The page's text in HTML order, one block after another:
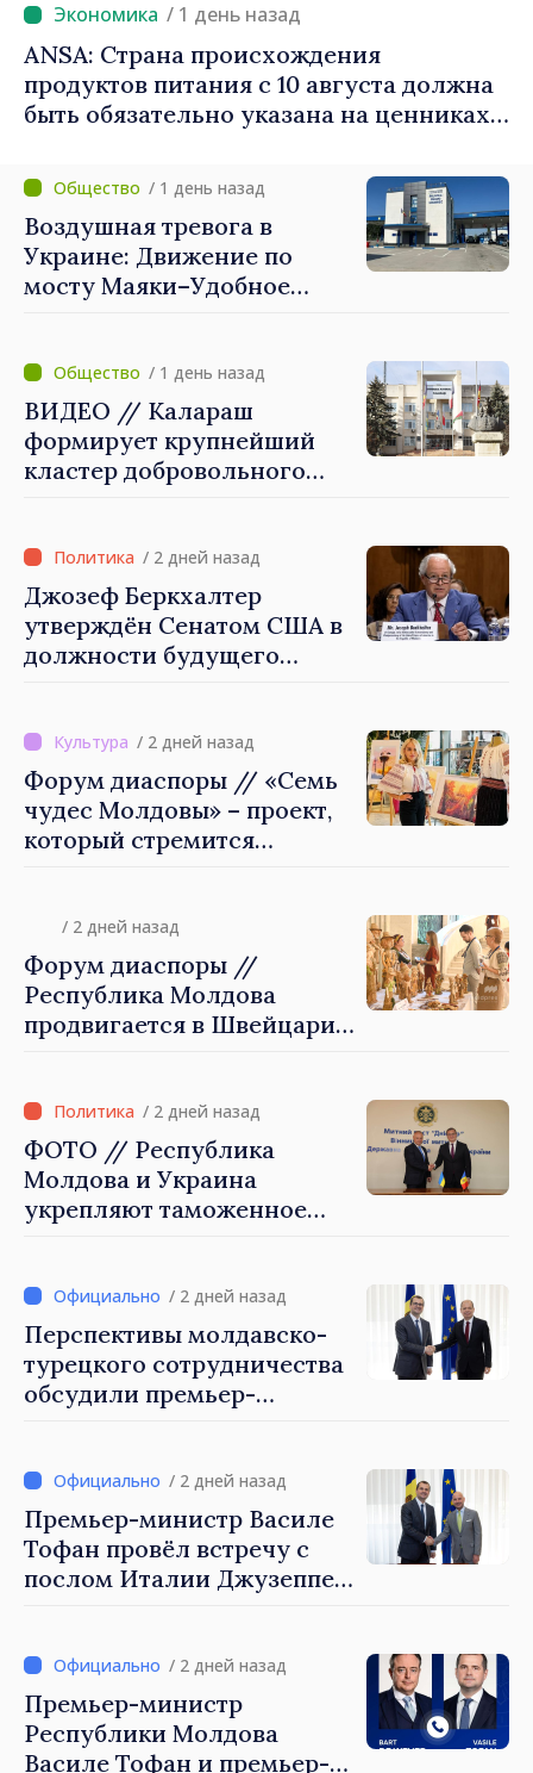
/ 1 день назад
ANSA: Страна происхождения
продуктов питания с 10 августа должна
быть обязательно указана на ценниках в
/ 1 день назад
Воздушная тревога в
Украине: Движение по
мосту Маяки–Удобное
/ 1 день назад
ВИДЕО // Калараш
формирует крупнейший
кластер добровольного
утвердил окончательное
решение
/ 2 дней назад
Джозеф Беркхалтер
утверждён Сенатом США в
должности будущего
/ 2 дней назад
Форум диаспоры // «Семь
чудес Молдовы» – проект,
который стремится
происхождения
/ 2 дней назад
Форум диаспоры //
Республика Молдова
продвигается в Швейцарии
/ 2 дней назад
ФОТО // Республика
Молдова и Украина
укрепляют таможенное
границы и европейской
интеграции. Встреча в
Могилёв-Подольском
/ 2 дней назад
Перспективы молдавско-
турецкого сотрудничества
обсудили премьер-
Мустафа Сертел/ 2 дней назад
Премьер-министр Василе
Тофан провёл встречу с
послом Италии Джузеппе
/ 2 дней назад
Премьер-министр
Республики Молдова
Василе Тофан и премьер-